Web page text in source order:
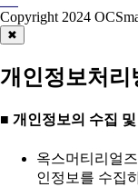
Copyright 2024
✖
개인정보처리
■ 개인정보의 수집 및
옥스머티리얼
인정보를 수집